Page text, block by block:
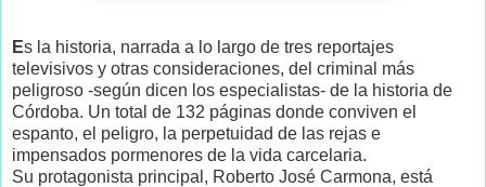
Es la historia, narrada a lo largo de tres reportajes
televisivos y otras consideraciones, del criminal más
peligroso -según dicen los especialistas- de la historia de
Córdoba. Un total de 132 páginas donde conviven el
espanto, el peligro, la perpetuidad de las rejas e
impensados pormenores de la vida carcelaria.
Su protagonista principal, Roberto José Carmona, está